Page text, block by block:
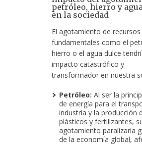
petróleo, hierro y
en la sociedad
El agotamiento de
fundamentales como el
hierro o el agua dulce
impacto catastrófico y
transformador en nuestra
Petróleo: Al ser la
de energía para el
industria y la producción
plásticos y fertilizantes,
agotamiento paralizaría
de la economía global,